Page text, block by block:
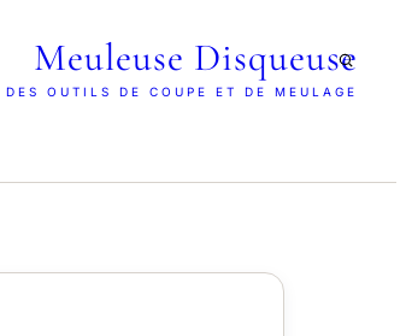
Meuleuse Disqueuse
OUTILS DE COUPE ET DE MEULAGE